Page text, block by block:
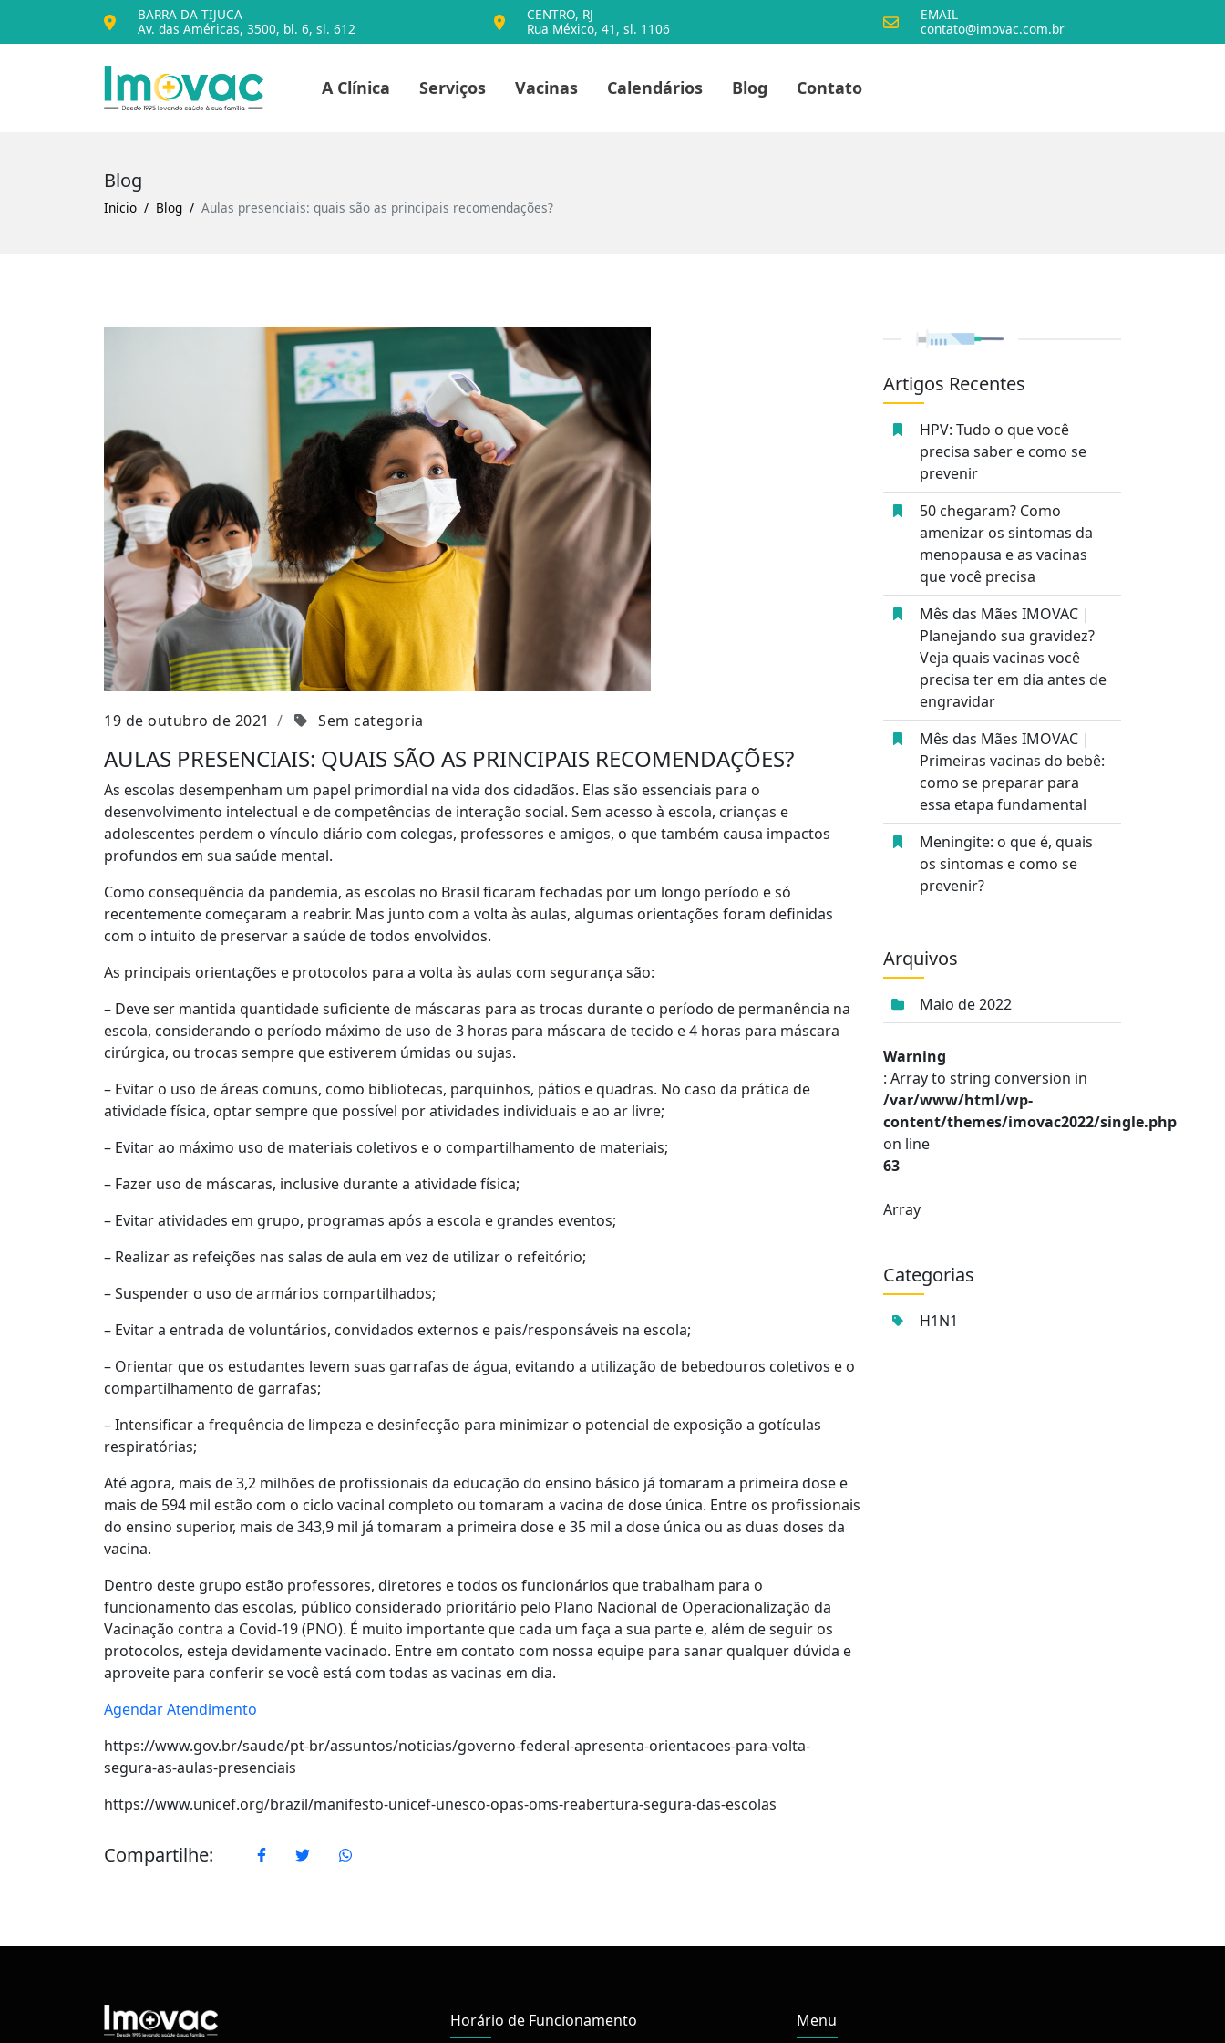
BARRA DA TIJUCA
Av. das Américas, 3500, bl. 6, sl. 612
CENTRO, RJ
Rua México, 41, sl. 1106
EMAIL
contato@imovac.com.br
Voltar para o início
A Clínica Serviços Vacinas Calendários Blog Contato
Blog
Início Blog Aulas presenciais: quais são as principais recomendações?
19 de outubro de 2021 Sem categoria
AULAS PRESENCIAIS: QUAIS SÃO AS PRINCIPAIS RECOMENDAÇÕES?
As escolas desempenham um papel primordial na vida dos cidadãos. Elas são essenciais para o
desenvolvimento intelectual e de competências de interação social. Sem acesso à escola, crianças e
adolescentes perdem o vínculo diário com colegas, professores e amigos, o que também causa impactos
profundos em sua saúde mental.
Como consequência da pandemia, as escolas no Brasil ficaram fechadas por um longo período e só
recentemente começaram a reabrir. Mas junto com a volta às aulas, algumas orientações foram definidas
com o intuito de preservar a saúde de todos envolvidos.
As principais orientações e protocolos para a volta às aulas com segurança são:
– Deve ser mantida quantidade suficiente de máscaras para as trocas durante o período de permanência na
escola, considerando o período máximo de uso de 3 horas para máscara de tecido e 4 horas para máscara
cirúrgica, ou trocas sempre que estiverem úmidas ou sujas.
– Evitar o uso de áreas comuns, como bibliotecas, parquinhos, pátios e quadras. No caso da prática de
atividade física, optar sempre que possível por atividades individuais e ao ar livre;
– Evitar ao máximo uso de materiais coletivos e o compartilhamento de materiais;
– Fazer uso de máscaras, inclusive durante a atividade física;
– Evitar atividades em grupo, programas após a escola e grandes eventos;
– Realizar as refeições nas salas de aula em vez de utilizar o refeitório;
– Suspender o uso de armários compartilhados;
– Evitar a entrada de voluntários, convidados externos e pais/responsáveis na escola;
– Orientar que os estudantes levem suas garrafas de água, evitando a utilização de bebedouros coletivos e o
compartilhamento de garrafas;
– Intensificar a frequência de limpeza e desinfecção para minimizar o potencial de exposição a gotículas
respiratórias;
Até agora, mais de 3,2 milhões de profissionais da educação do ensino básico já tomaram a primeira dose e
mais de 594 mil estão com o ciclo vacinal completo ou tomaram a vacina de dose única. Entre os profissionais
do ensino superior, mais de 343,9 mil já tomaram a primeira dose e 35 mil a dose única ou as duas doses da
vacina.
Dentro deste grupo estão professores, diretores e todos os funcionários que trabalham para o
funcionamento das escolas, público considerado prioritário pelo Plano Nacional de Operacionalização da
Vacinação contra a Covid-19 (PNO). É muito importante que cada um faça a sua parte e, além de seguir os
protocolos, esteja devidamente vacinado. Entre em contato com nossa equipe para sanar qualquer dúvida e
aproveite para conferir se você está com todas as vacinas em dia.
Agendar Atendimento
https://www.gov.br/saude/pt-br/assuntos/noticias/governo-federal-apresenta-orientacoes-para-volta-
segura-as-aulas-presenciais
https://www.unicef.org/brazil/manifesto-unicef-unesco-opas-oms-reabertura-segura-das-escolas
Compartilhe: FacebookTwitterWhatsApp
Artigos Recentes
HPV: Tudo o que você
precisa saber e como se
prevenir
50 chegaram? Como
amenizar os sintomas da
menopausa e as vacinas
que você precisa
Mês das Mães IMOVAC |
Planejando sua gravidez?
Veja quais vacinas você
precisa ter em dia antes de
engravidar
Mês das Mães IMOVAC |
Primeiras vacinas do bebê:
como se preparar para
essa etapa fundamental
Meningite: o que é, quais
os sintomas e como se
prevenir?
Arquivos
Maio de 2022
Warning
: Array to string conversion in
/var/www/html/wp-
content/themes/imovac2022/single.php
on line
63
Array
Categorias
H1N1
Horário de Funcionamento Menu